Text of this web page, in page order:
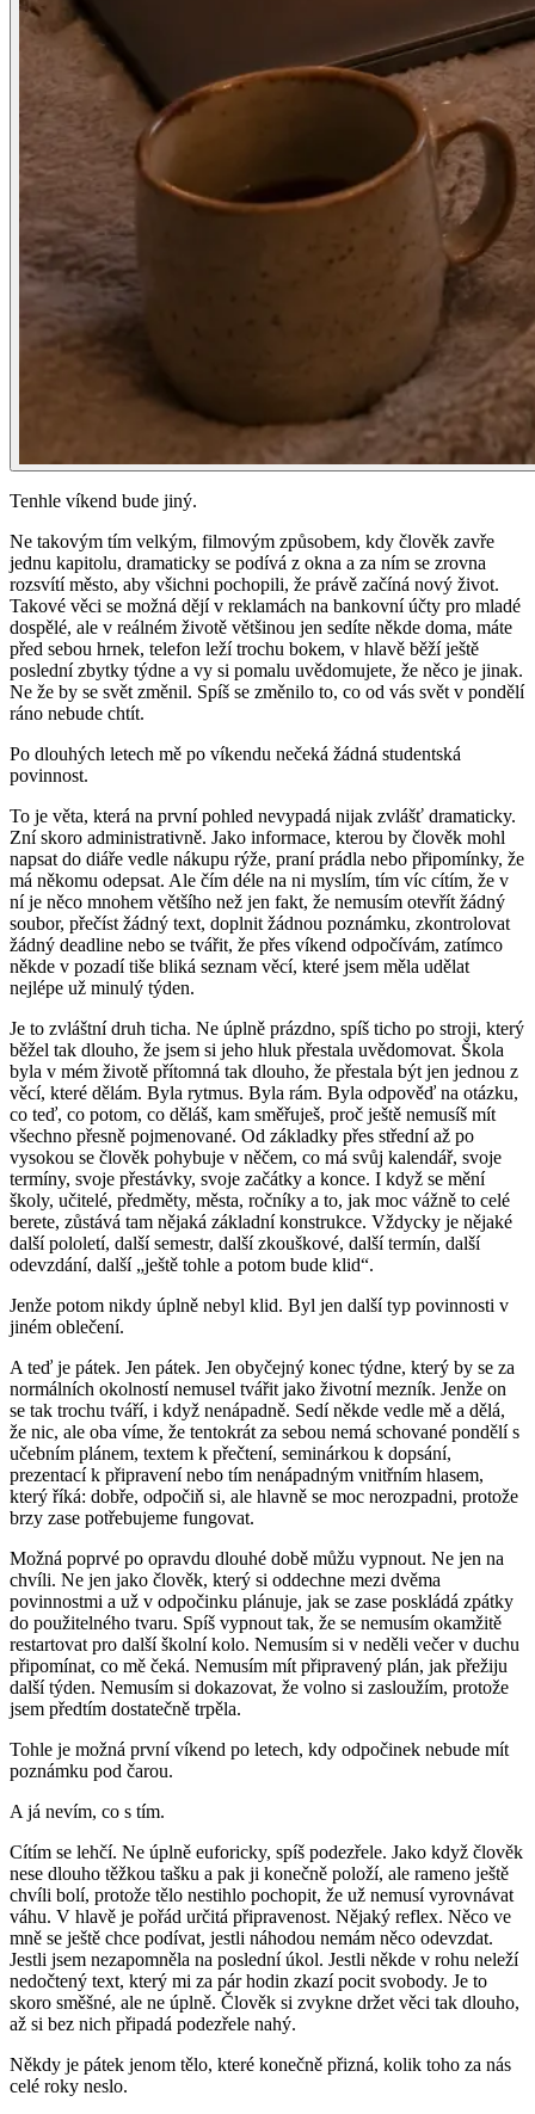
Tenhle víkend bude jiný.
Ne takovým tím velkým, filmovým způsobem, kdy člověk zavře
jednu kapitolu, dramaticky se podívá z okna a za ním se zrovna
rozsvítí město, aby všichni pochopili, že právě začíná nový život.
Takové věci se možná dějí v reklamách na bankovní účty pro mladé
dospělé, ale v reálném životě většinou jen sedíte někde doma, máte
před sebou hrnek, telefon leží trochu bokem, v hlavě běží ještě
poslední zbytky týdne a vy si pomalu uvědomujete, že něco je jinak.
Ne že by se svět změnil. Spíš se změnilo to, co od vás svět v pondělí
ráno nebude chtít.
Po dlouhých letech mě po víkendu nečeká žádná studentská
povinnost.
To je věta, která na první pohled nevypadá nijak zvlášť dramaticky.
Zní skoro administrativně. Jako informace, kterou by člověk mohl
napsat do diáře vedle nákupu rýže, praní prádla nebo připomínky, že
má někomu odepsat. Ale čím déle na ni myslím, tím víc cítím, že v
ní je něco mnohem většího než jen fakt, že nemusím otevřít žádný
soubor, přečíst žádný text, doplnit žádnou poznámku, zkontrolovat
žádný deadline nebo se tvářit, že přes víkend odpočívám, zatímco
někde v pozadí tiše bliká seznam věcí, které jsem měla udělat
nejlépe už minulý týden.
Je to zvláštní druh ticha. Ne úplně prázdno, spíš ticho po stroji, který
běžel tak dlouho, že jsem si jeho hluk přestala uvědomovat. Škola
byla v mém životě přítomná tak dlouho, že přestala být jen jednou z
věcí, které dělám. Byla rytmus. Byla rám. Byla odpověď na otázku,
co teď, co potom, co děláš, kam směřuješ, proč ještě nemusíš mít
všechno přesně pojmenované. Od základky přes střední až po
vysokou se člověk pohybuje v něčem, co má svůj kalendář, svoje
termíny, svoje přestávky, svoje začátky a konce. I když se mění
školy, učitelé, předměty, města, ročníky a to, jak moc vážně to celé
berete, zůstává tam nějaká základní konstrukce. Vždycky je nějaké
další pololetí, další semestr, další zkouškové, další termín, další
odevzdání, další „ještě tohle a potom bude klid“.
Jenže potom nikdy úplně nebyl klid. Byl jen další typ povinnosti v
jiném oblečení.
A teď je pátek. Jen pátek. Jen obyčejný konec týdne, který by se za
normálních okolností nemusel tvářit jako životní mezník. Jenže on
se tak trochu tváří, i když nenápadně. Sedí někde vedle mě a dělá,
že nic, ale oba víme, že tentokrát za sebou nemá schované pondělí s
učebním plánem, textem k přečtení, seminárkou k dopsání,
prezentací k připravení nebo tím nenápadným vnitřním hlasem,
který říká: dobře, odpočiň si, ale hlavně se moc nerozpadni, protože
brzy zase potřebujeme fungovat.
Možná poprvé po opravdu dlouhé době můžu vypnout. Ne jen na
chvíli. Ne jen jako člověk, který si oddechne mezi dvěma
povinnostmi a už v odpočinku plánuje, jak se zase poskládá zpátky
do použitelného tvaru. Spíš vypnout tak, že se nemusím okamžitě
restartovat pro další školní kolo. Nemusím si v neděli večer v duchu
připomínat, co mě čeká. Nemusím mít připravený plán, jak přežiju
další týden. Nemusím si dokazovat, že volno si zasloužím, protože
jsem předtím dostatečně trpěla.
Tohle je možná první víkend po letech, kdy odpočinek nebude mít
poznámku pod čarou.
A já nevím, co s tím.
Cítím se lehčí. Ne úplně euforicky, spíš podezřele. Jako když člověk
nese dlouho těžkou tašku a pak ji konečně položí, ale rameno ještě
chvíli bolí, protože tělo nestihlo pochopit, že už nemusí vyrovnávat
váhu. V hlavě je pořád určitá připravenost. Nějaký reflex. Něco ve
mně se ještě chce podívat, jestli náhodou nemám něco odevzdat.
Jestli jsem nezapomněla na poslední úkol. Jestli někde v rohu neleží
nedočtený text, který mi za pár hodin zkazí pocit svobody. Je to
skoro směšné, ale ne úplně. Člověk si zvykne držet věci tak dlouho,
až si bez nich připadá podezřele nahý.
Někdy je pátek jenom tělo, které konečně přizná, kolik toho za nás
celé roky neslo.